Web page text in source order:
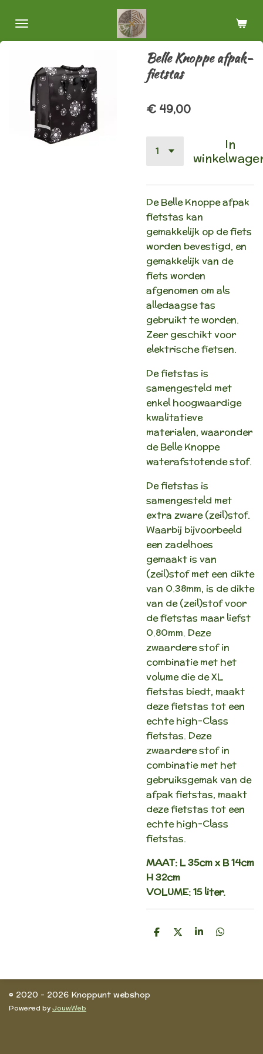
direct
naar
hoofdinhoud
Belle Knoppe afpak-
fietstas
€ 49,00
In
De Belle Knoppe afpak
fietstas kan
gemakkelijk op de fiets
worden bevestigd, en
gemakkelijk van de
fiets worden
afgenomen om als
alledaagse tas
gebruikt te worden.
Zeer geschikt voor
elektrische fietsen.
De fietstas is
samengesteld met
enkel hoogwaardige
kwalitatieve
materialen, waaronder
de Belle Knoppe
waterafstotende stof.
De fietstas is
samengesteld met
extra zware (zeil)stof.
Waarbij bijvoorbeeld
een zadelhoes
gemaakt is van
(zeil)stof met een dikte
van 0.38mm, is de dikte
van de (zeil)stof voor
de fietstas maar liefst
0.80mm. Deze
zwaardere stof in
combinatie met het
volume die de XL
fietstas biedt, maakt
deze fietstas tot een
echte high-Class
fietstas. Deze
zwaardere stof in
combinatie met het
gebruiksgemak van de
afpak fietstas, maakt
deze fietstas tot een
echte high-Class
fietstas.
MAAT: L 35cm x B 14cm
H 32cm
VOLUME: 15 liter.
D
D
S
D
© 2020 - 2026 Knoppunt webshop
Powered byJouwWeb